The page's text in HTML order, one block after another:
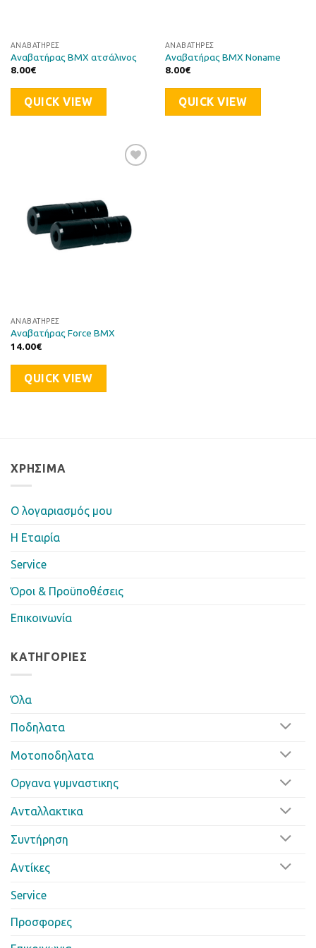
ΑΝΑΒΑΤΉΡΕΣ
Αναβατήρας BMX ατσάλινος
8.00€
QUICK VIEW
ΑΝΑΒΑΤΉΡΕΣ
Αναβατήρας BMX Noname
8.00€
QUICK VIEW
ΑΝΑΒΑΤΉΡΕΣ
Αναβατήρας Force BMX
14.00€
QUICK VIEW
ΧΡΉΣΙΜΑ
Ο λογαριασμός μου
Η Eταιρία
Service
Όροι & Προϋποθέσεις
Επικοινωνία
ΚΑΤΗΓΟΡΊΕΣ
Όλα
Ποδηλατα
Μοτοποδηλατα
Οργανα γυμναστικης
Ανταλλακτικα
Συντήρηση
Αντίκες
Service
Προσφορες